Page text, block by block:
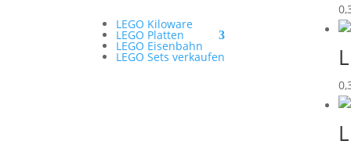
LEGO Kiloware
LEGO Platten
LEGO Eisenbahn
LEGO Sets verkaufen